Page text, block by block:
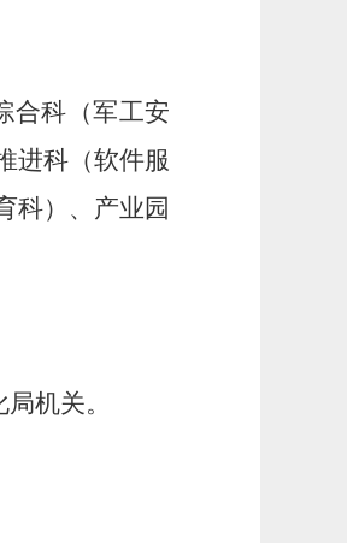
合科（军工安
进科（软件服
科）、产业园
机关。